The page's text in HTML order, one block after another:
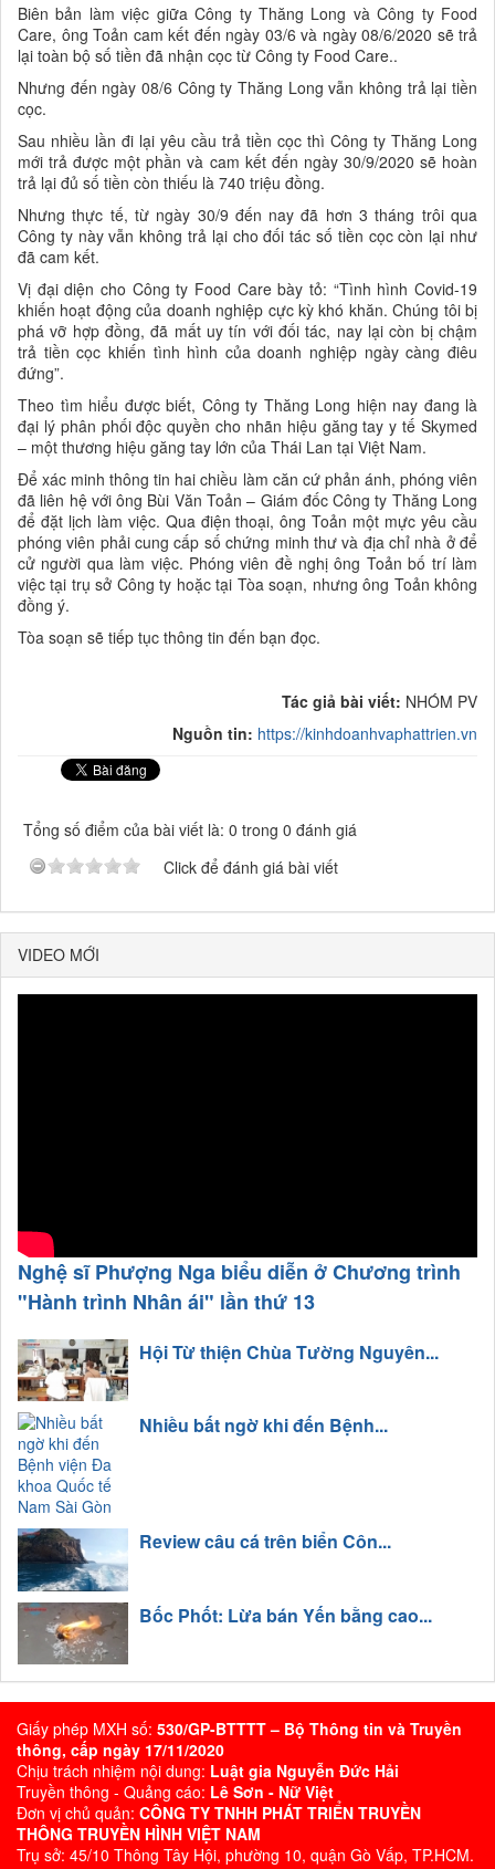
Biên bản làm việc giữa Công ty Thăng Long và Công ty Food
Care, ông Toản cam kết đến ngày 03/6 và ngày 08/6/2020 sẽ trả
lại toàn bộ số tiền đã nhận cọc từ Công ty Food Care..
Nhưng đến ngày 08/6 Công ty Thăng Long vẫn không trả lại tiền
cọc.
Sau nhiều lần đi lại yêu cầu trả tiền cọc thì Công ty Thăng Long
mới trả được một phần và cam kết đến ngày 30/9/2020 sẽ hoàn
trả lại đủ số tiền còn thiếu là 740 triệu đồng.
Nhưng thực tế, từ ngày 30/9 đến nay đã hơn 3 tháng trôi qua
Công ty này vẫn không trả lại cho đối tác số tiền cọc còn lại như
đã cam kết.
Vị đại diện cho Công ty Food Care bày tỏ: “Tình hình Covid-19
khiến hoạt động của doanh nghiệp cực kỳ khó khăn. Chúng tôi bị
phá vỡ hợp đồng, đã mất uy tín với đối tác, nay lại còn bị chậm
trả tiền cọc khiến tình hình của doanh nghiệp ngày càng điêu
đứng”.
Theo tìm hiểu được biết, Công ty Thăng Long hiện nay đang là
đại lý phân phối độc quyền cho nhãn hiệu găng tay y tế Skymed
– một thương hiệu găng tay lớn của Thái Lan tại Việt Nam.
Để xác minh thông tin hai chiều làm căn cứ phản ánh, phóng viên
đã liên hệ với ông Bùi Văn Toản – Giám đốc Công ty Thăng Long
để đặt lịch làm việc. Qua điện thoại, ông Toản một mực yêu cầu
phóng viên phải cung cấp số chứng minh thư và địa chỉ nhà ở để
cử người qua làm việc. Phóng viên đề nghị ông Toản bố trí làm
việc tại trụ sở Công ty hoặc tại Tòa soạn, nhưng ông Toản không
đồng ý.
Tòa soạn sẽ tiếp tục thông tin đến bạn đọc.
Tác giả bài viết: NHÓM PV
Nguồn tin: https://kinhdoanhvaphattrien.vn
Tổng số điểm của bài viết là: 0 trong 0 đánh giá
Click để đánh giá bài viết
VIDEO MỚI
Nghệ sĩ Phượng Nga biểu diễn ở Chương trình
"Hành trình Nhân ái" lần thứ 13
Hội Từ thiện Chùa Tường Nguyên...
Nhiều bất ngờ khi đến Bệnh...
Review câu cá trên biển Côn...
Bốc Phốt: Lừa bán Yến bằng cao...
Giấy phép MXH số: 530/GP-BTTTT – Bộ Thông tin và Truyền
thông, cấp ngày 17/11/2020
Chịu trách nhiệm nội dung: Luật gia Nguyễn Đức Hải
Truyền thông - Quảng cáo: Lê Sơn - Nữ Việt
Đơn vị chủ quản: CÔNG TY TNHH PHÁT TRIỂN TRUYỀN
THÔNG TRUYỀN HÌNH VIỆT NAM
Trụ sở: 45/10 Thông Tây Hội, phường 10, quận Gò Vấp, TP.HCM.